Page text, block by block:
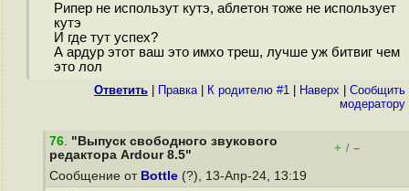
Рипер не использут кутэ, аблетон тоже не использует
кутэ
И где тут успех?
А ардур этот ваш это имхо треш, лучше уж битвиг чем
это лол
Ответить Правка| К родителю #1 Наверх
Cообщить
модератору
76. "Выпуск свободного звукового
редактора Ardour 8.5"
+ / –
Сообщение от Bottle (?), 13-Апр-24, 13:19